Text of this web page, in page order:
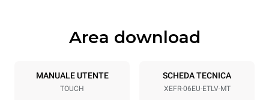
Specifiche teglia
6 600x400
Passo teglie
Area download
MANUALE UTENTE
TOUCH
SCHEDA TECNICA
XEFR-06EU-ETLV-MT